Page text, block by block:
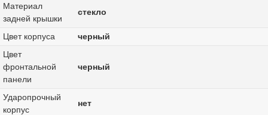
Материал
задней крышки
стекло
Цвет корпуса
черный
Цвет
фронтальной
панели
черный
Ударопрочный
корпус
нет